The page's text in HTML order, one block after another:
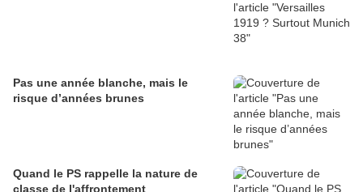
Pas une année blanche, mais le
risque d’années brunes
Quand le PS rappelle la nature de
classe de l'affrontement